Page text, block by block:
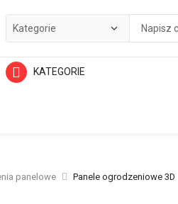
KATEGORIE
panelowe Panele ogrodzeniowe 3D